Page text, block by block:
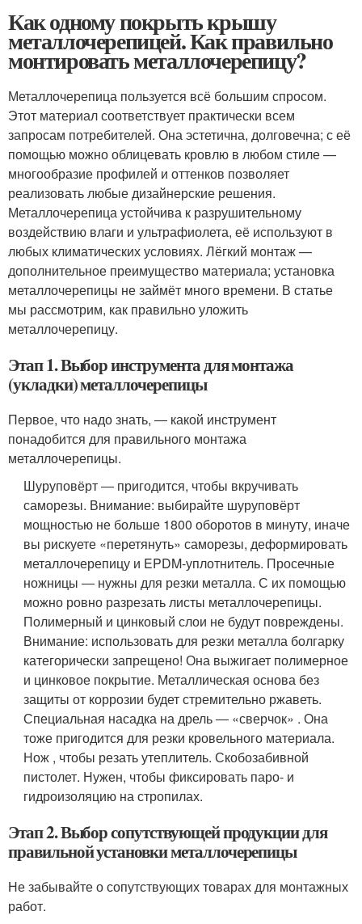
Как одному покрыть крышу
металлочерепицей. Как правильно
монтировать металлочерепицу?
Металлочерепица пользуется всё большим спросом.
Этот материал соответствует практически всем
запросам потребителей. Она эстетична, долговечна; с её
помощью можно облицевать кровлю в любом стиле —
многообразие профилей и оттенков позволяет
реализовать любые дизайнерские решения.
Металлочерепица устойчива к разрушительному
воздействию влаги и ультрафиолета, её используют в
любых климатических условиях. Лёгкий монтаж —
дополнительное преимущество материала; установка
металлочерепицы не займёт много времени. В статье
мы рассмотрим, как правильно уложить
металлочерепицу.
Этап 1. Выбор инструмента для монтажа
(укладки) металлочерепицы
Первое, что надо знать, ― какой инструмент
понадобится для правильного монтажа
металлочерепицы.
Шуруповёрт ― пригодится, чтобы вкручивать
саморезы. Внимание: выбирайте шуруповёрт
мощностью не больше 1800 оборотов в минуту, иначе
вы рискуете «перетянуть» саморезы, деформировать
металлочерепицу и EPDM-уплотнитель. Просечные
ножницы ― нужны для резки металла. С их помощью
можно ровно разрезать листы металлочерепицы.
Полимерный и цинковый слои не будут повреждены.
Внимание: использовать для резки металла болгарку
категорически запрещено! Она выжигает полимерное
и цинковое покрытие. Металлическая основа без
защиты от коррозии будет стремительно ржаветь.
Специальная насадка на дрель ― «сверчок» . Она
тоже пригодится для резки кровельного материала.
Нож , чтобы резать утеплитель. Скобозабивной
пистолет. Нужен, чтобы фиксировать паро- и
гидроизоляцию на стропилах.
Этап 2. Выбор сопутствующей продукции для
правильной установки металлочерепицы
Не забывайте о сопутствующих товарах для монтажных
работ.